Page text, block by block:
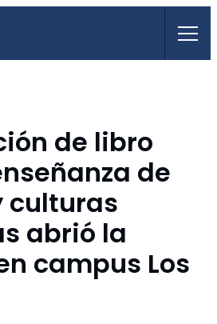
de libro
de
culturas
abrió la
campus Los